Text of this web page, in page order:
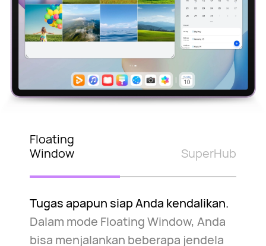
Floating
Window
SuperHub
Tugas apapun siap Anda kendalikan.
Dalam mode Floating Window, Anda
bisa menjalankan beberapa jendela